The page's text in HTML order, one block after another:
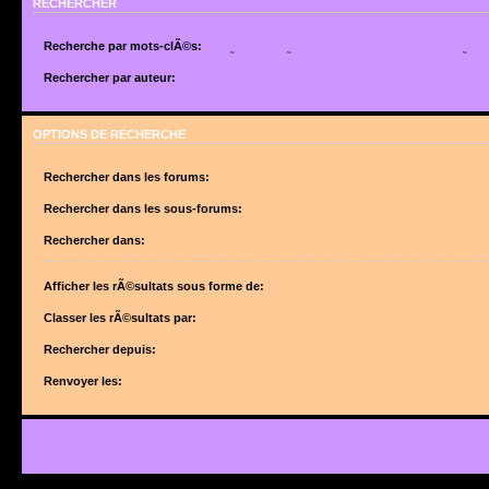
RECHERCHER
Recherche par mots-clÃ©s:
suite de mots sÃ©parÃ©s par des
Utilisez un * comme joker pour des recherches partielles.
Rechercher par auteur:
OPTIONS DE RECHERCHE
Rechercher dans les forums:
forums sont automatiquement inclus si vous ne dÃ©sactivez pas lâ€™option ci-
Rechercher dans les sous-forums:
Rechercher dans:
Afficher les rÃ©sultats sous forme de:
Classer les rÃ©sultats par:
Rechercher depuis:
Renvoyer les: